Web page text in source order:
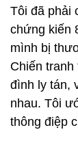
Tôi đã phải
chứng kiến
mình bị
Chiến
đình ly tán,
nhau. Tôi
thông điệp